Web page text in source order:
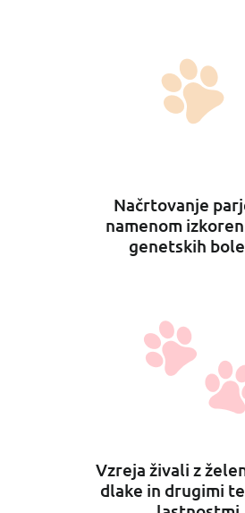
Načrtovanje
namenom
genetskih
Vzreja živali z
dlake in drugimi